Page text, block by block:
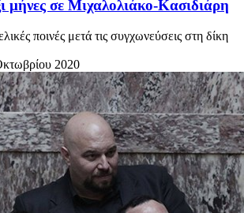
μήνες σε Μιχαλολιάκο-Κασιδιάρη
ποινές μετά τις συγχωνεύσεις στη δίκη
2020